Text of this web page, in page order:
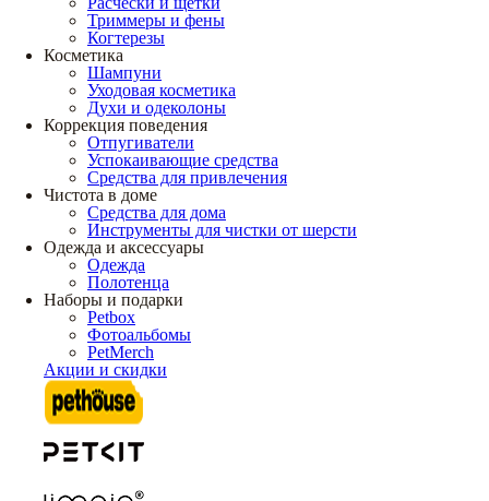
Триммеры и фены
Когтерезы
Косметика
Шампуни
Уходовая косметика
Духи и одеколоны
Коррекция поведения
Отпугиватели
Успокаивающие средства
Средства для привлечения
Чистота в доме
Средства для дома
Инструменты для чистки от шерсти
Одежда и аксессуары
Одежда
Полотенца
Наборы и подарки
Petbox
Фотоальбомы
PetMerch
Акции и скидки